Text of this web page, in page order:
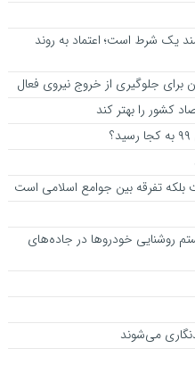
یک شرط است؛ اعتماد به روند
کشور را بهتر کند
بلکه تفرقه بین جوامع اسلامی است
روشنایی خودروها در جاده‌های
می‌شوند